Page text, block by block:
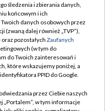
TVP
śledzenia i zbierania danych,
końcowym i ich
danych osobowych przez
(zwaną dalej również „TVP”),
oraz pozostałych Zaufanych
(w tym do
do Twoich zainteresowań i
które wskazujemy poniżej, a
PPID do Google.
przez Ciebie naszych
„Portalem”, w tym informacje